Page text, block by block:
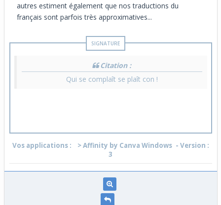
autres estiment également que nos traductions du
français sont parfois très approximatives...
Citation :
Qui se complaît se plaît con !
Vos applications : > Affinity by Canva Windows - Version :
3